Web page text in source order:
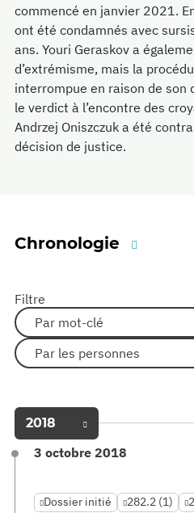
commencé en janvier 2021.
ont été condamnés avec
ans. Youri Geraskov a
d’extrémisme, mais la
interrompue en raison de son
le verdict à l’encontre des
Andrzej Oniszczuk a été
décision de justice.
Chronologie
Filtre
Par mot-clé
Par les personnes
2018
3 octobre 2018
Dossier initié 282.2 (1)